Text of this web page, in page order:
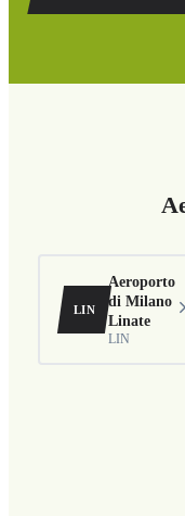
LIN
Aeroporto
di Milano
Linate
LIN